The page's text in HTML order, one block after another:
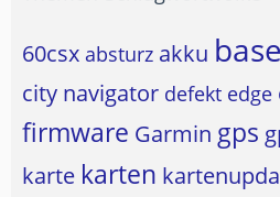
60csx absturz akku
city navigator defekt edge
firmware Garmin gps
karte karten